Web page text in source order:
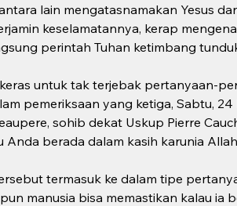
lain mengatasnamakan Yesus
keselamatannya, kerap
perintah Tuhan ketimbang
untuk tak terjebak pertanyaan-
pemeriksaan yang ketiga, Sabtu, 24
sohib dekat Uskup Pierre
berada dalam kasih karunia
termasuk ke dalam tipe
manusia bisa memastikan kalau ia